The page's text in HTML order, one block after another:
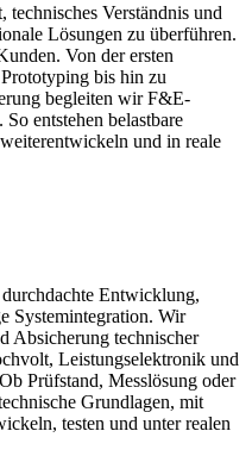
Verständnis und
Lösungen zu überführen.
Von der ersten
bis hin zu
begleiten wir F&E-
entstehen belastbare
und in reale
Entwicklung,
Systemintegration. Wir
Absicherung technischer
Leistungselektronik und
Prüfstand, Messlösung oder
Grundlagen, mit
testen und unter realen